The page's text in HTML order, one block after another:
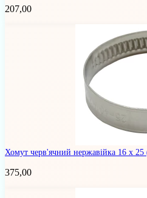
207,00
Хомут черв'ячний нержавійка 16 х
375,00